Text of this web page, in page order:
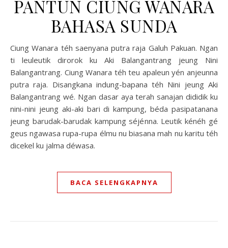
PANTUN CIUNG WANARA
BAHASA SUNDA
Ciung Wanara téh saenyana putra raja Galuh Pakuan. Ngan
ti leuleutik dirorok ku Aki Balangantrang jeung Nini
Balangantrang. Ciung Wanara téh teu apaleun yén anjeunna
putra raja. Disangkana indung-bapana téh Nini jeung Aki
Balangantrang wé. Ngan dasar aya terah sanajan dididik ku
nini-nini jeung aki-aki bari di kampung, béda pasipatanana
jeung barudak-barudak kampung séjénna. Leutik kénéh gé
geus ngawasa rupa-rupa élmu nu biasana mah nu karitu téh
dicekel ku jalma déwasa.
BACA SELENGKAPNYA